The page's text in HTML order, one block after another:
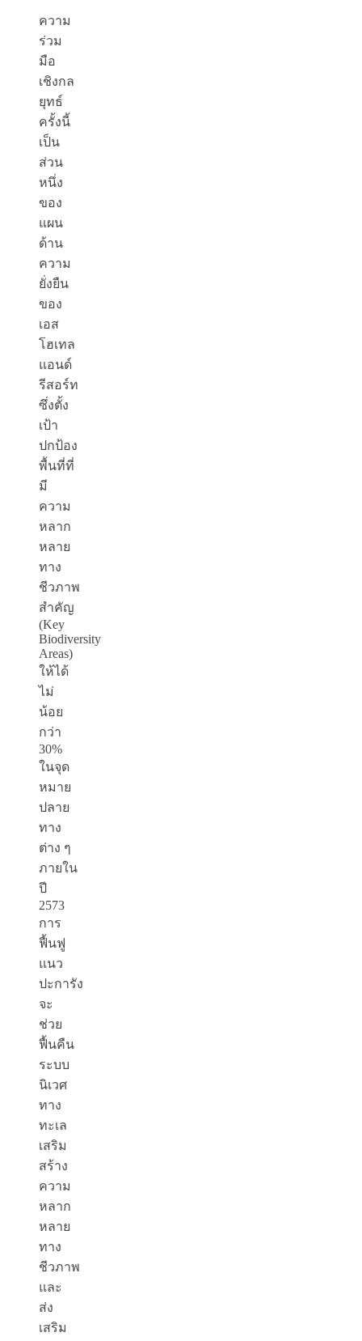
ความ
ร่วม
มือ
เชิงกล
ยุทธ์
ครั้งนี้
เป็น
ส่วน
หนึ่ง
ของ
แผน
ด้าน
ความ
ยั่งยืน
ของ
เอส
โฮเทล
แอนด์
รีสอร์ท
ซึ่งตั้ง
เป้า
ปกป้อง
พื้นที่ที่
มี
ความ
หลาก
หลาย
ทาง
ชีวภาพ
สำคัญ
(Key
Biodiversity
Areas)
ให้ได้
ไม่
น้อย
กว่า
30%
ในจุด
หมาย
ปลาย
ทาง
ต่าง ๆ
ภายใน
ปี
2573
การ
ฟื้นฟู
แนว
ปะการัง
จะ
ช่วย
ฟื้นคืน
ระบบ
นิเวศ
ทาง
ทะเล
เสริม
สร้าง
ความ
หลาก
หลาย
ทาง
ชีวภาพ
และ
ส่ง
เสริม